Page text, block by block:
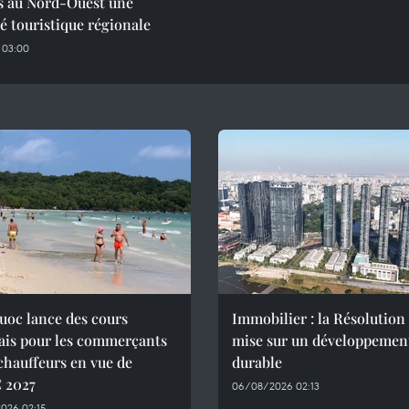
touristique régionale
lance des cours
pour les commerçants
en vue de
2027
Immobilier : la Résolution
mise sur un
durable
06/08/2026 02:13